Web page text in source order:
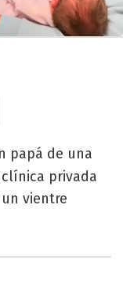
papá de una
privada
vientre